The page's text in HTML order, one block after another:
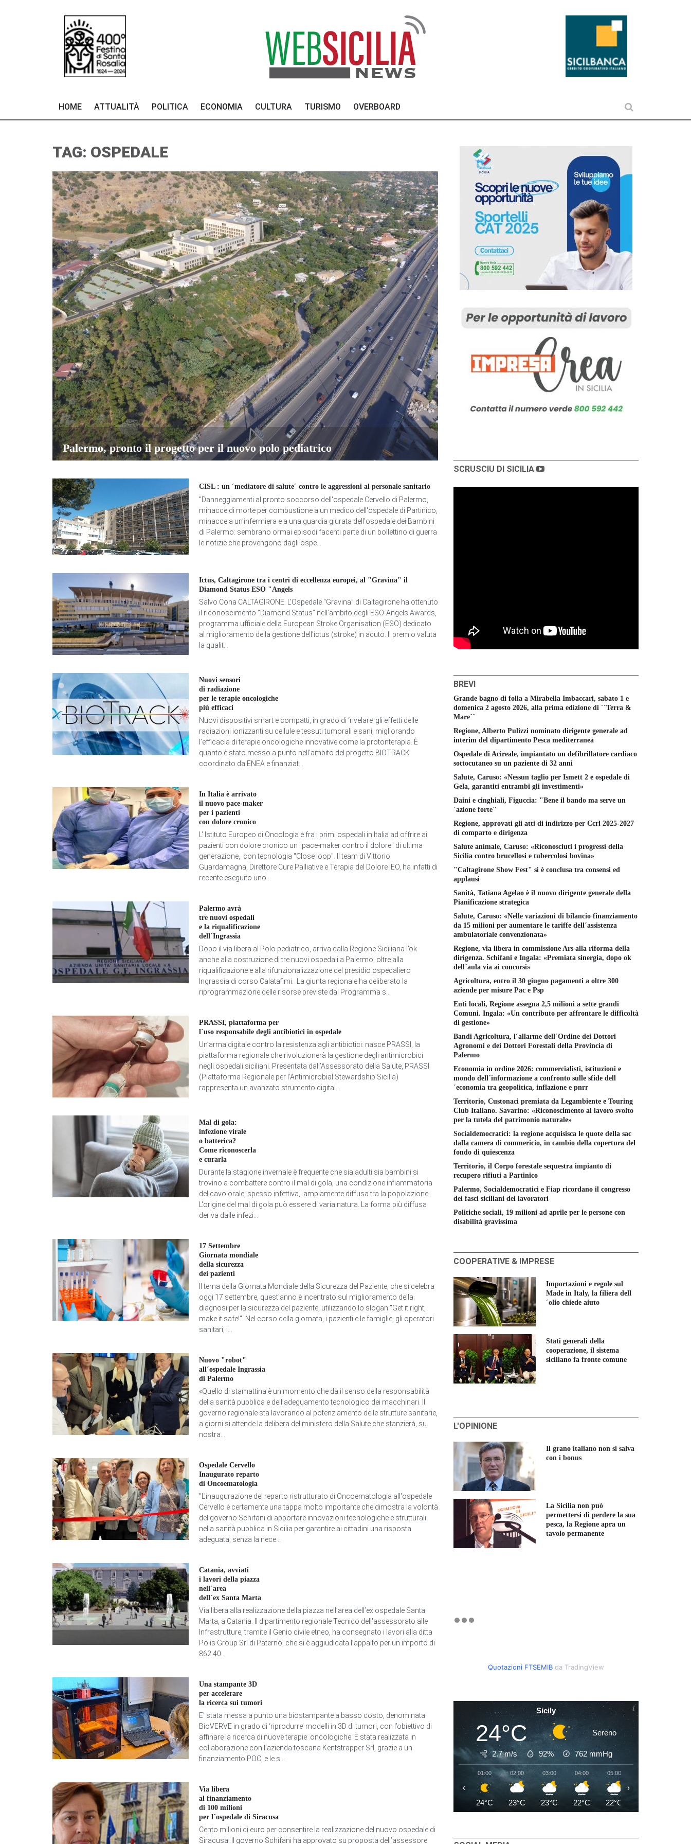
HOME ATTUALITÀ POLITICA ECONOMIA CULTURA TURISMO OVERBOARD
TAG: OSPEDALE
Palermo, pronto il progetto per il nuovo polo pediatrico
CISL : un ´mediatore di salute´ contro le aggressioni al personale sanitario
"Danneggiamenti al pronto soccorso dell'ospedale Cervello di Palermo,
minacce di morte per combustione a un medico dell'ospedale di Partinico,
minacce a un'infermiera e a una guardia giurata dell'ospedale dei Bambini
di Palermo: sembrano ormai episodi facenti parte di un bollettino di guerra
le notizie che provengono dagli ospe...
Ictus, Caltagirone tra i centri di eccellenza europei, al "Gravina" il
Diamond Status ESO "Angels
Salvo Cona CALTAGIRONE. L’Ospedale “Gravina” di Caltagirone ha ottenuto
il riconoscimento “Diamond Status” nell’ambito degli ESO-Angels Awards,
programma ufficiale della European Stroke Organisation (ESO) dedicato
al miglioramento della gestione dell’ictus (stroke) in acuto. Il premio valuta
la qualit...
Nuovi sensori
di radiazione
per le terapie oncologiche
più efficaci
Nuovi dispositivi smart e compatti, in grado di ‘rivelare’ gli effetti delle
radiazioni ionizzanti su cellule e tessuti tumorali e sani, migliorando
l’efficacia di terapie oncologiche innovative come la protonterapia. È
quanto è stato messo a punto nell'ambito del progetto BIOTRACK
coordinato da ENEA e finanziat...
In Italia è arrivato
il nuovo pace-maker
per i pazienti
con dolore cronico
L' Istituto Europeo di Oncologia è fra i primi ospedali in Italia ad offrire ai
pazienti con dolore cronico un "pace-maker contro il dolore" di ultima
generazione, con tecnologia "Close loop". Il team di Vittorio
Guardamagna, Direttore Cure Palliative e Terapia del Dolore IEO, ha infatti di
recente eseguito uno...
Palermo avrà
tre nuovi ospedali
e la riqualificazione
dell´Ingrassia
Dopo il via libera al Polo pediatrico, arriva dalla Regione Siciliana l’ok
anche alla costruzione di tre nuovi ospedali a Palermo, oltre alla
riqualificazione e alla rifunzionalizzazione del presidio ospedaliero
Ingrassia di corso Calatafimi. La giunta regionale ha deliberato la
riprogrammazione delle risorse previste dal Programma s...
PRASSI, piattaforma per
l´uso responsabile degli antibiotici in ospedale
Un’arma digitale contro la resistenza agli antibiotici: nasce PRASSI, la
piattaforma regionale che rivoluzionerà la gestione degli antimicrobici
negli ospedali siciliani. Presentata dall’Assessorato della Salute, PRASSI
(Piattaforma Regionale per l’Antimicrobial Stewardship Sicilia)
rappresenta un avanzato strumento digital...
Mal di gola:
infezione virale
o batterica?
Come riconoscerla
e curarla
Durante la stagione invernale è frequente che sia adulti sia bambini si
trovino a combattere contro il mal di gola, una condizione infiammatoria
del cavo orale, spesso infettiva, ampiamente diffusa tra la popolazione.
L'origine del mal di gola può essere di varia natura. La forma più diffusa
deriva dalle infezi...
17 Settembre
Giornata mondiale
della sicurezza
dei pazienti
Il tema della Giornata Mondiale della Sicurezza del Paziente, che si celebra
oggi 17 settembre, quest'anno è incentrato sul miglioramento della
diagnosi per la sicurezza del paziente, utilizzando lo slogan "Get it right,
make it safe!". Nel corso della giornata, i pazienti e le famiglie, gli operatori
sanitari, i...
Nuovo "robot"
all´ospedale Ingrassia
di Palermo
«Quello di stamattina è un momento che dà il senso della responsabilità
della sanità pubblica e dell’adeguamento tecnologico dei macchinari. Il
governo regionale sta lavorando al potenziamento delle strutture sanitarie,
a giorni si attende la delibera del ministero della Salute che stanzierà, su
nostra...
Ospedale Cervello
Inaugurato reparto
di Oncoematologia
"L'inaugurazione del reparto ristrutturato di Oncoematologia all'ospedale
Cervello è certamente una tappa molto importante che dimostra la volontà
del governo Schifani di apportare innovazioni tecnologiche e strutturali
nella sanità pubblica in Sicilia per garantire ai cittadini una risposta
adeguata, senza la nece...
Catania, avviati
i lavori della piazza
nell´area
dell´ex Santa Marta
Via libera alla realizzazione della piazza nell’area dell’ex ospedale Santa
Marta, a Catania. Il dipartimento regionale Tecnico dell'assessorato alle
Infrastrutture, tramite il Genio civile etneo, ha consegnato i lavori alla ditta
Polis Group Srl di Paternò, che si è aggiudicata l’appalto per un importo di
862.40...
Una stampante 3D
per accelerare
la ricerca sui tumori
E' stata messa a punto una biostampante a basso costo, denominata
BioVERVE in grado di ‘riprodurre’ modelli in 3D di tumori, con l’obiettivo di
affinare la ricerca di nuove terapie oncologiche. È stata realizzata in
collaborazione con l’azienda toscana Kentstrapper Srl, grazie a un
finanziamento POC, e le s...
Via libera
al finanziamento
di 100 milioni
per l´ospedale di Siracusa
Cento milioni di euro per consentire la realizzazione del nuovo ospedale di
Siracusa. Il governo Schifani ha approvato su proposta dell’assessore
SCRUSCIU DI SICILIA
BREVI
Grande bagno di folla a Mirabella Imbaccari, sabato 1 e
domenica 2 agosto 2026, alla prima edizione di ´´Terra &
Mare´´
Regione, Alberto Pulizzi nominato dirigente generale ad
interim del dipartimento Pesca mediterranea
Ospedale di Acireale, impiantato un defibrillatore cardiaco
sottocutaneo su un paziente di 32 anni
Salute, Caruso: «Nessun taglio per Ismett 2 e ospedale di
Gela, garantiti entrambi gli investimenti»
Daini e cinghiali, Figuccia: "Bene il bando ma serve un
´azione forte"
Regione, approvati gli atti di indirizzo per Ccrl 2025-2027
di comparto e dirigenza
Salute animale, Caruso: «Riconosciuti i progressi della
Sicilia contro brucellosi e tubercolosi bovina»
"Caltagirone Show Fest" si è conclusa tra consensi ed
applausi
Sanità, Tatiana Agelao è il nuovo dirigente generale della
Pianificazione strategica
Salute, Caruso: «Nelle variazioni di bilancio finanziamento
da 15 milioni per aumentare le tariffe dell´assistenza
ambulatoriale convenzionata»
Regione, via libera in commissione Ars alla riforma della
dirigenza. Schifani e Ingala: «Premiata sinergia, dopo ok
dell´aula via ai concorsi»
Agricoltura, entro il 30 giugno pagamenti a oltre 300
aziende per misure Pac e Psp
Enti locali, Regione assegna 2,5 milioni a sette grandi
Comuni. Ingala: «Un contributo per affrontare le difficoltà
di gestione»
Bandi Agricoltura, l´allarme dell´Ordine dei Dottori
Agronomi e dei Dottori Forestali della Provincia di
Palermo
Economia in ordine 2026: commercialisti, istituzioni e
mondo dell´informazione a confronto sulle sfide dell
´economia tra geopolitica, inflazione e pnrr
Territorio, Custonaci premiata da Legambiente e Touring
Club Italiano. Savarino: «Riconoscimento al lavoro svolto
per la tutela del patrimonio naturale»
Socialdemocratici: la regione acquisisca le quote della sac
dalla camera di commericio, in cambio della copertura del
fondo di quiescenza
Territorio, il Corpo forestale sequestra impianto di
recupero rifiuti a Partinico
Palermo, Socialdemocratici e Fiap ricordano il congresso
dei fasci siciliani dei lavoratori
Politiche sociali, 19 milioni ad aprile per le persone con
disabilità gravissima
COOPERATIVE & IMPRESE
Importazioni e regole sul
Made in Italy, la filiera dell
´olio chiede aiuto
Stati generali della
cooperazione, il sistema
siciliano fa fronte comune
L'OPINIONE
Il grano italiano non si salva
con i bonus
La Sicilia non può
permettersi di perdere la sua
pesca, la Regione apra un
tavolo permanente
Quotazioni FTSEMIB da TradingView
Sicily
24°C Sereno
2.7 m/s 92% 762 mmHg
01:00
24°C
02:00
23°C
03:00
23°C
04:00
22°C
05:00
22°C
‹ ›